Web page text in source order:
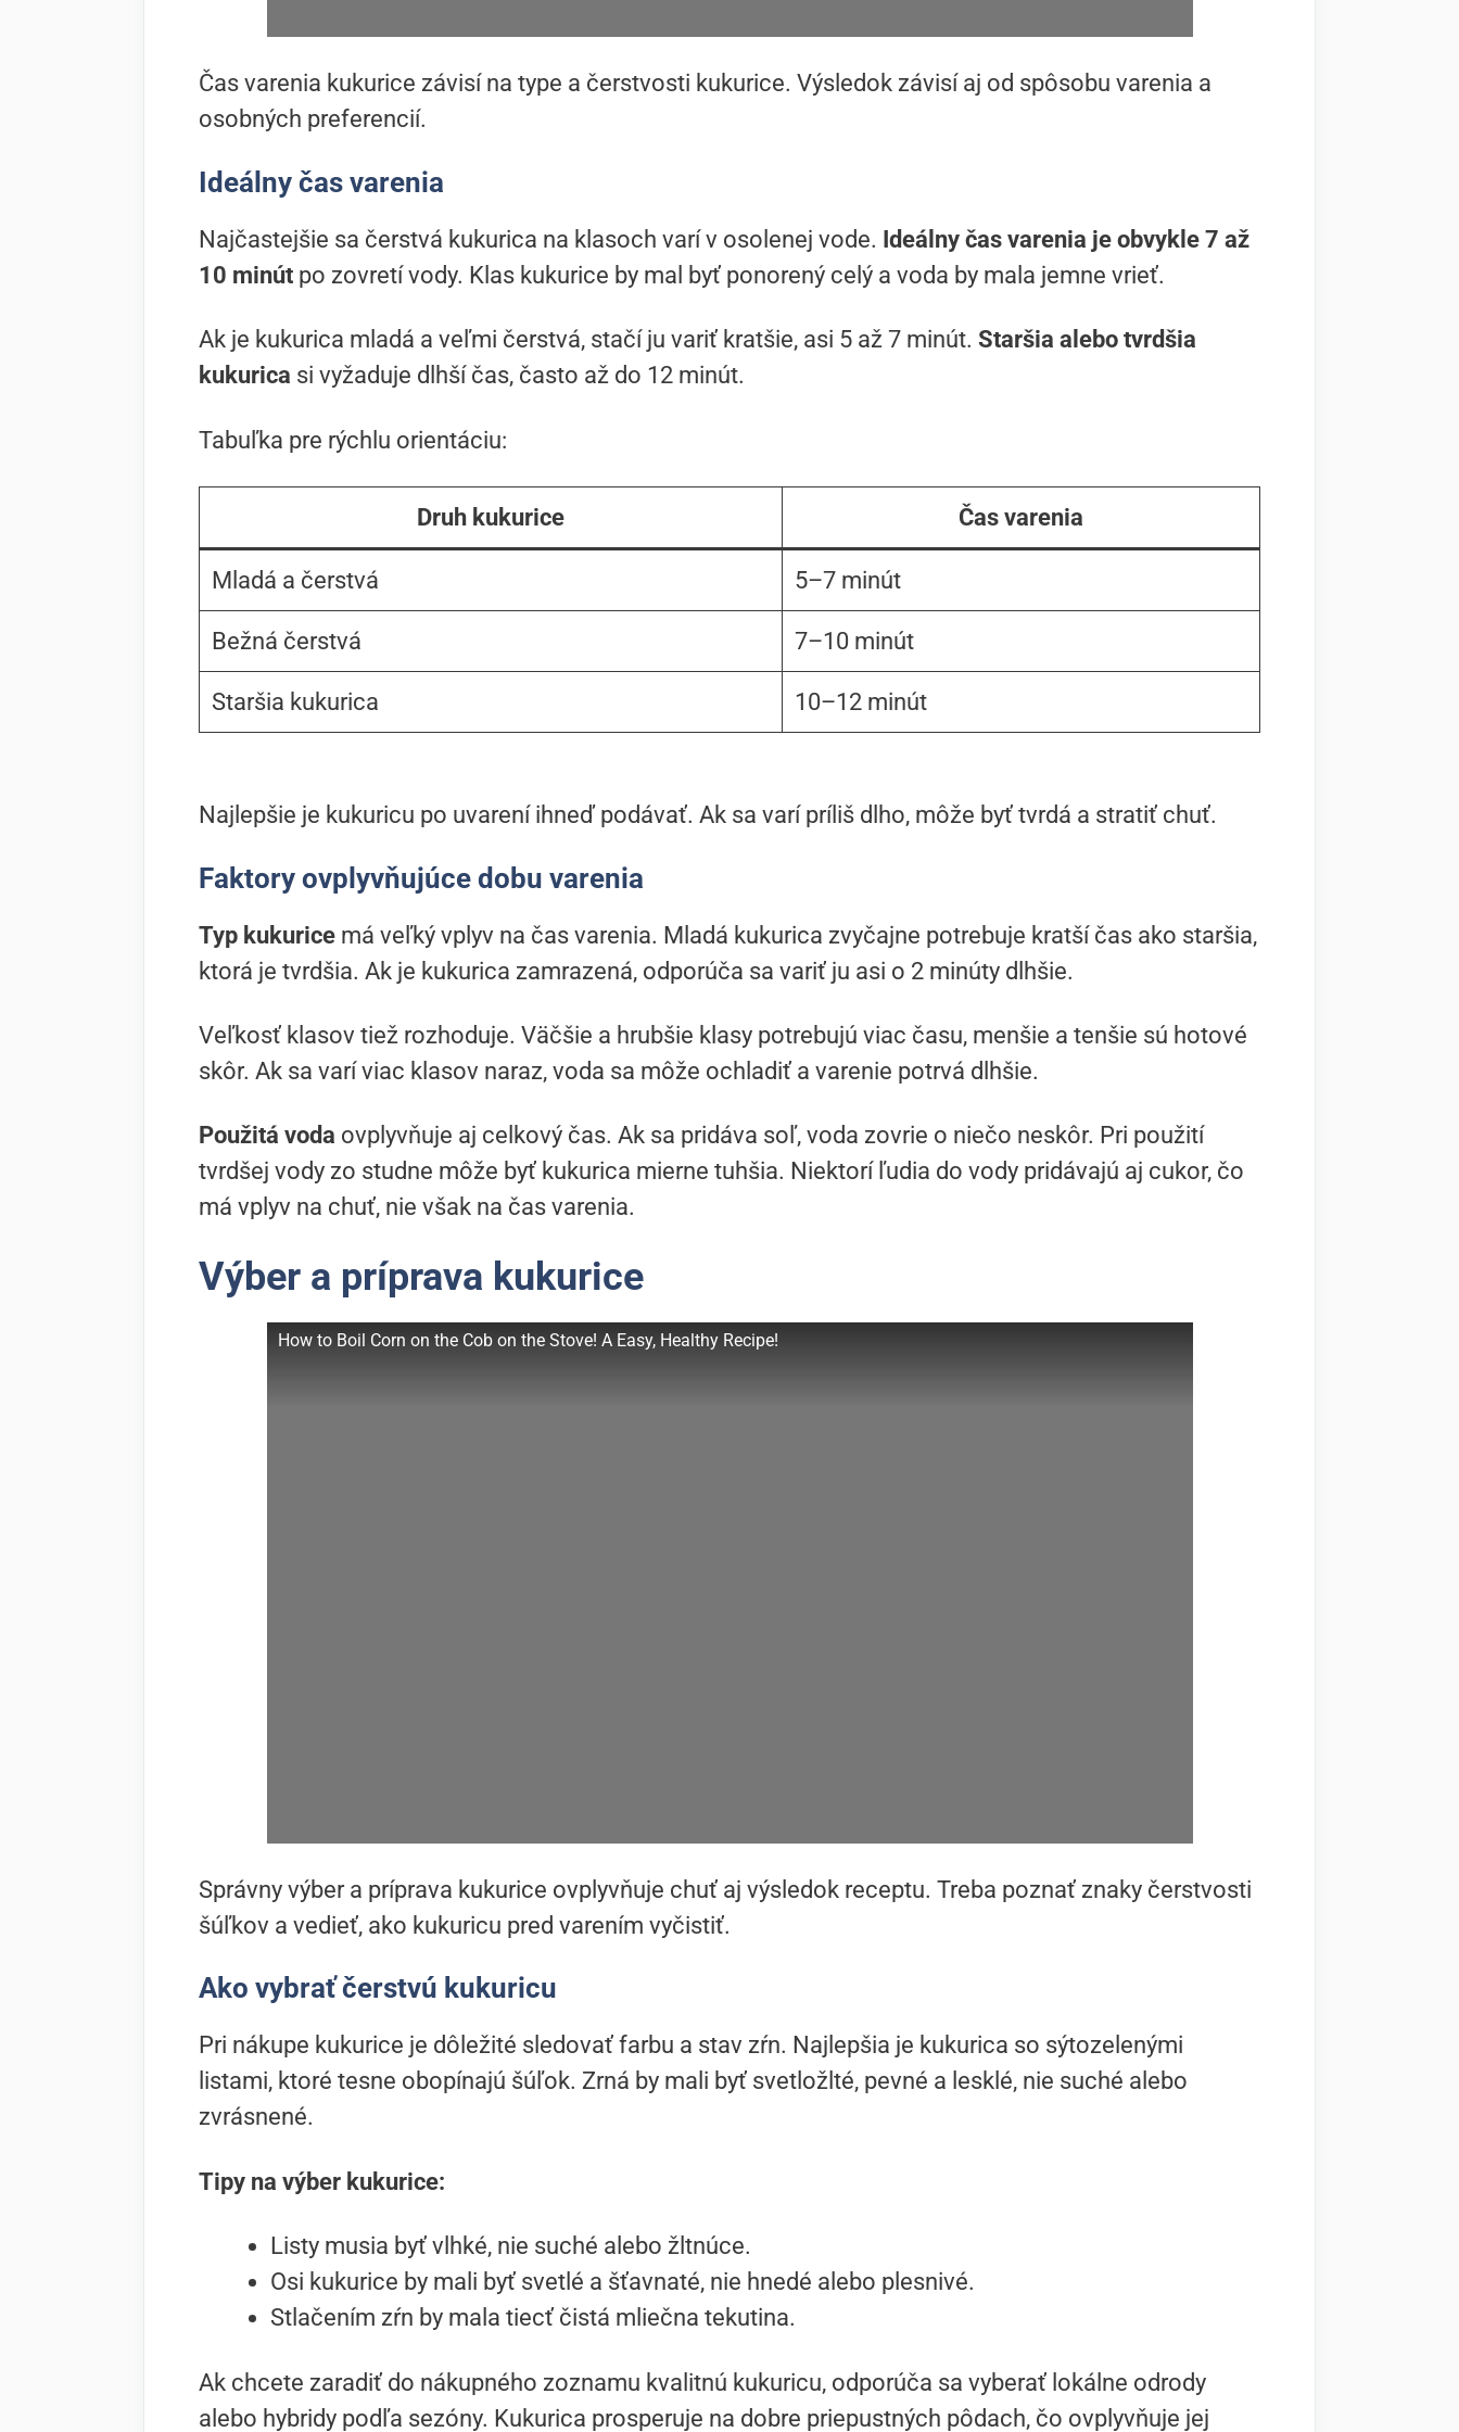
Čas varenia kukurice závisí na type a čerstvosti kukurice. Výsledok závisí aj od spôsobu varenia a
osobných preferencií.
Ideálny čas varenia
Najčastejšie sa čerstvá kukurica na klasoch varí v osolenej vode. Ideálny čas varenia je obvykle 7 až
10 minút po zovretí vody. Klas kukurice by mal byť ponorený celý a voda by mala jemne vrieť.
Ak je kukurica mladá a veľmi čerstvá, stačí ju variť kratšie, asi 5 až 7 minút. Staršia alebo tvrdšia
kukurica si vyžaduje dlhší čas, často až do 12 minút.
Tabuľka pre rýchlu orientáciu:
Druh kukurice Čas varenia
Mladá a čerstvá 5–7 minút
Bežná čerstvá 7–10 minút
Staršia kukurica 10–12 minút
Najlepšie je kukuricu po uvarení ihneď podávať. Ak sa varí príliš dlho, môže byť tvrdá a stratiť chuť.
Faktory ovplyvňujúce dobu varenia
Typ kukurice má veľký vplyv na čas varenia. Mladá kukurica zvyčajne potrebuje kratší čas ako staršia,
ktorá je tvrdšia. Ak je kukurica zamrazená, odporúča sa variť ju asi o 2 minúty dlhšie.
Veľkosť klasov tiež rozhoduje. Väčšie a hrubšie klasy potrebujú viac času, menšie a tenšie sú hotové
skôr. Ak sa varí viac klasov naraz, voda sa môže ochladiť a varenie potrvá dlhšie.
Použitá voda ovplyvňuje aj celkový čas. Ak sa pridáva soľ, voda zovrie o niečo neskôr. Pri použití
tvrdšej vody zo studne môže byť kukurica mierne tuhšia. Niektorí ľudia do vody pridávajú aj cukor, čo
má vplyv na chuť, nie však na čas varenia.
Výber a príprava kukurice
How to Boil Corn on the Cob on the Stove! A Easy, Healthy Recipe!
Správny výber a príprava kukurice ovplyvňuje chuť aj výsledok receptu. Treba poznať znaky čerstvosti
šúľkov a vedieť, ako kukuricu pred varením vyčistiť.
Ako vybrať čerstvú kukuricu
Pri nákupe kukurice je dôležité sledovať farbu a stav zŕn. Najlepšia je kukurica so sýtozelenými
listami, ktoré tesne obopínajú šúľok. Zrná by mali byť svetložlté, pevné a lesklé, nie suché alebo
zvrásnené.
Tipy na výber kukurice:
Listy musia byť vlhké, nie suché alebo žltnúce.
Osi kukurice by mali byť svetlé a šťavnaté, nie hnedé alebo plesnivé.
Stlačením zŕn by mala tiecť čistá mliečna tekutina.
Ak chcete zaradiť do nákupného zoznamu kvalitnú kukuricu, odporúča sa vyberať lokálne odrody
alebo hybridy podľa sezóny. Kukurica prosperuje na dobre priepustných pôdach, čo ovplyvňuje jej